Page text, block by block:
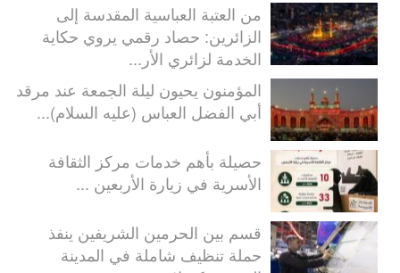
من العتبة العباسية المقدسة إلى
الزائرين: حصاد رقمي يروي حكاية
الخدمة لزائري الأر...
المؤمنون يحيون ليلة الجمعة عند مرقد
أبي الفضل العباس (عليه السلام)...
حصيلة بأهم خدمات مركز الثقافة
الأسرية في زيارة الأربعين ...
قسم بين الحرمين الشريفين ينفذ
حملة تنظيف شاملة في المدينة